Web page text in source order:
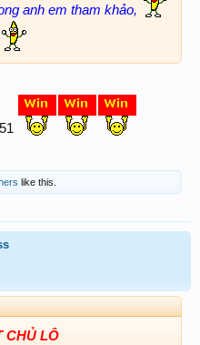
anh em tham khảo,
like this.
CHỦ LÔ